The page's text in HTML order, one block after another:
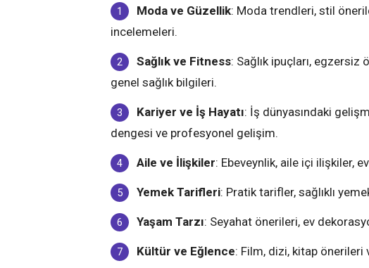
Moda ve Güzellik: Moda trendleri, stil
incelemeleri.
Sağlık ve Fitness: Sağlık ipuçları, egzersiz
genel sağlık bilgileri.
Kariyer ve İş Hayatı: İş dünyasındaki
dengesi ve profesyonel gelişim.
Aile ve İlişkiler: Ebeveynlik, aile içi ilişkiler,
Yemek Tarifleri: Pratik tarifler, sağlıklı
Yaşam Tarzı: Seyahat önerileri, ev
Kültür ve Eğlence: Film, dizi, kitap